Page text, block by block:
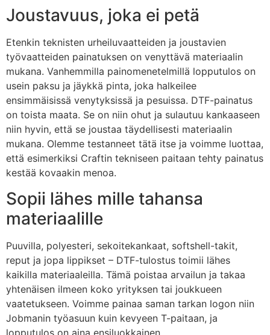
Joustavuus, joka ei petä
Etenkin teknisten urheiluvaatteiden ja joustavien
työvaatteiden painatuksen on venyttävä materiaalin
mukana. Vanhemmilla painomenetelmillä lopputulos on
usein paksu ja jäykkä pinta, joka halkeilee
ensimmäisissä venytyksissä ja pesuissa. DTF-painatus
on toista maata. Se on niin ohut ja sulautuu kankaaseen
niin hyvin, että se joustaa täydellisesti materiaalin
mukana. Olemme testanneet tätä itse ja voimme luottaa,
että esimerkiksi Craftin tekniseen paitaan tehty painatus
kestää kovaakin menoa.
Sopii lähes mille tahansa
materiaalille
Puuvilla, polyesteri, sekoitekankaat, softshell-takit,
reput ja jopa lippikset – DTF-tulostus toimii lähes
kaikilla materiaaleilla. Tämä poistaa arvailun ja takaa
yhtenäisen ilmeen koko yrityksen tai joukkueen
vaatetukseen. Voimme painaa saman tarkan logon niin
Jobmanin työasuun kuin kevyeen T-paitaan, ja
lopputulos on aina ensiluokkainen.